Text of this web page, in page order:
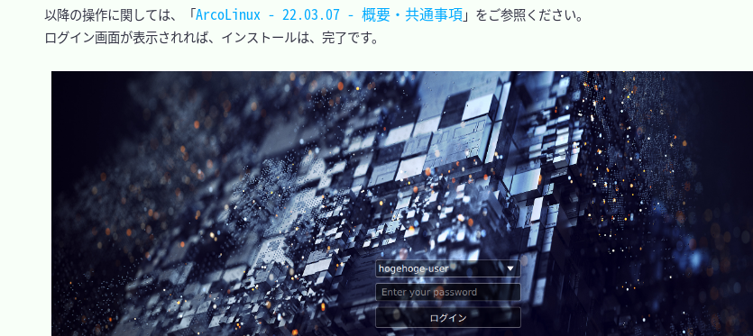
以降の操作に関しては、「ArcoLinux - 22.03.07 - 概要・共通事項」をご参照ください。
ログイン画面が表示されれば、インストールは、完了です。